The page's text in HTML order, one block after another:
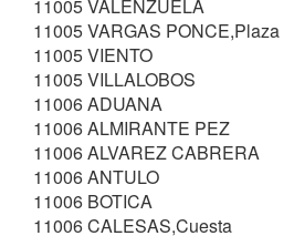
11005 VALENZUELA
11005 VARGAS PONCE,Plaza
11005 VIENTO
11005 VILLALOBOS
11006 ADUANA
11006 ALMIRANTE PEZ
11006 ALVAREZ CABRERA
11006 ANTULO
11006 BOTICA
11006 CALESAS,Cuesta